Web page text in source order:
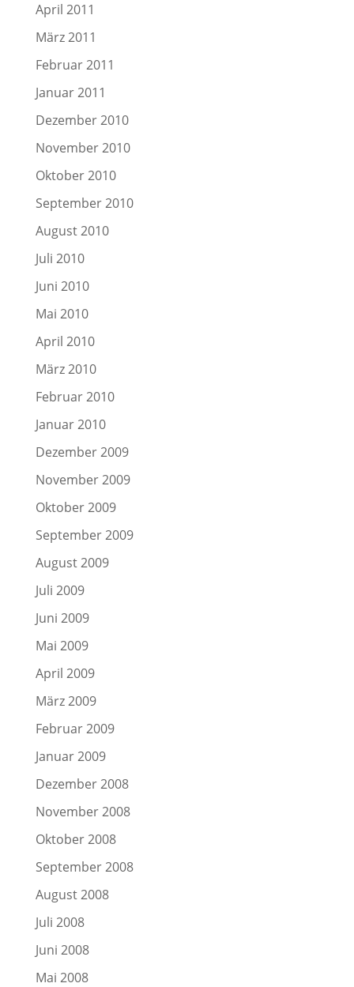
April 2011
März 2011
Februar 2011
Januar 2011
Dezember 2010
November 2010
Oktober 2010
September 2010
August 2010
Juli 2010
Juni 2010
Mai 2010
April 2010
März 2010
Februar 2010
Januar 2010
Dezember 2009
November 2009
Oktober 2009
September 2009
August 2009
Juli 2009
Juni 2009
Mai 2009
April 2009
März 2009
Februar 2009
Januar 2009
Dezember 2008
November 2008
Oktober 2008
September 2008
August 2008
Juli 2008
Juni 2008
Mai 2008